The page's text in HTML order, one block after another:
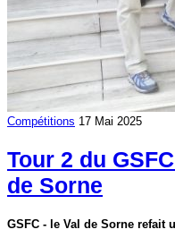
Compétitions 17 Mai 2025
Tour 2 du
de Sorne
GSFC - le Val de Sorne refait